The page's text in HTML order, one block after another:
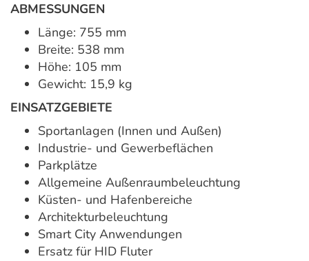
ABMESSUNGEN
Länge: 755 mm
Breite: 538 mm
Höhe: 105 mm
Gewicht: 15,9 kg
EINSATZGEBIETE
Sportanlagen (Innen und Außen)
Industrie- und Gewerbeflächen
Parkplätze
Allgemeine Außenraumbeleuchtung
Küsten- und Hafenbereiche
Architekturbeleuchtung
Smart City Anwendungen
Ersatz für HID Fluter